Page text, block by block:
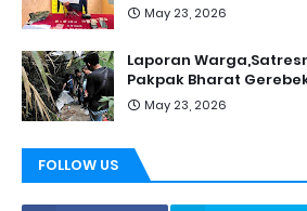
May 23, 2026
Laporan
Pakpak Bharat
May 23, 2026
FOLLOW US